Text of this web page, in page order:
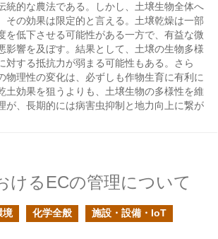
統的な農法である。しかし、土壌生物全体へ
その効果は限定的と言える。土壌乾燥は一部
を低下させる可能性がある一方で、有益な微
影響を及ぼす。結果として、土壌の生物多様
対する抵抗力が弱まる可能性もある。さら
物理性の変化は、必ずしも作物生育に有利に
土効果を狙うよりも、土壌生物の多様性を維
が、長期的には病害虫抑制と地力向上に繋が
けるECの管理について
境 化学全般
施設・設備・IoT